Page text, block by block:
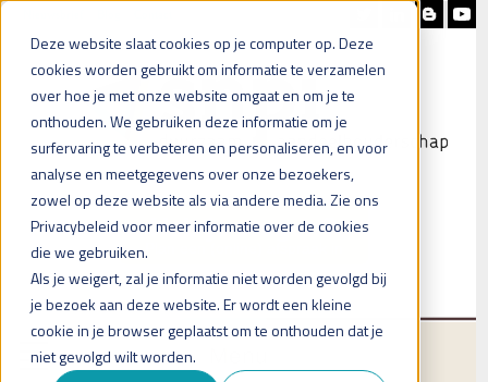
Deze website slaat cookies op je computer op. Deze
cookies worden gebruikt om informatie te verzamelen
over hoe je met onze website omgaat en om je te
onthouden. We gebruiken deze informatie om je
surfervaring te verbeteren en personaliseren, en voor
analyse en meetgegevens over onze bezoekers,
zowel op deze website als via andere media. Zie ons
Privacybeleid voor meer informatie over de cookies
die we gebruiken.
Als je weigert, zal je informatie niet worden gevolgd bij
je bezoek aan deze website. Er wordt een kleine
cookie in je browser geplaatst om te onthouden dat je
niet gevolgd wilt worden.
Heb je vragen?